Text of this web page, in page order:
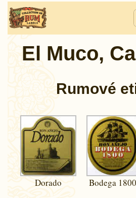
El Muco,
Rumové
Dorado Bodega 1800